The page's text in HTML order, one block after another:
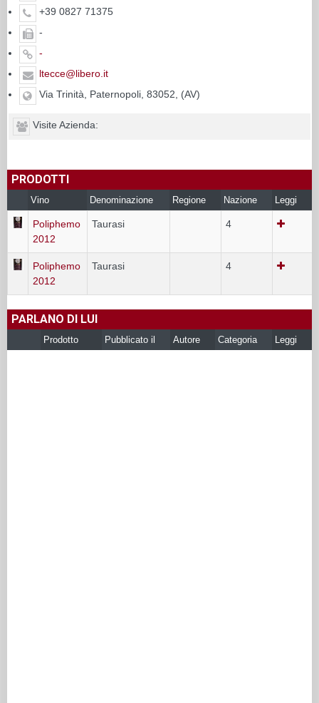
+39 0827 71375
-
-
ltecce@libero.it
Via Trinità, Paternopoli, 83052, (AV)
Visite Azienda:
PRODOTTI
Vino Denominazione Regione Nazione Leggi
Poliphemo
2012
Taurasi 4
Poliphemo
2012
Taurasi 4
PARLANO DI LUI
Prodotto Pubblicato il Autore Categoria Leggi